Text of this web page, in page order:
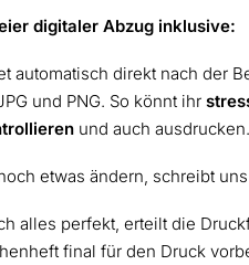
digitaler Abzug inklusive:
automatisch direkt nach der
und PNG. So könnt ihr
und auch ausdrucken.
etwas ändern, schreibt
alles perfekt, erteilt die
final für den Druck